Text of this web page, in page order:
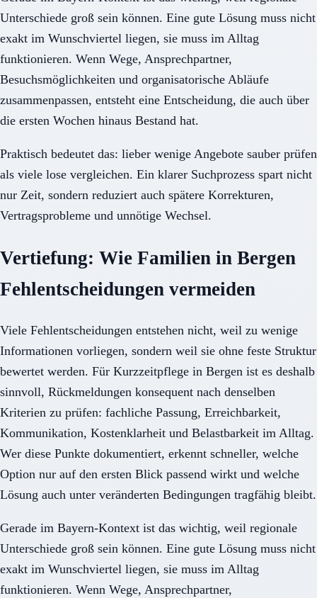
Unterschiede groß sein können. Eine gute Lösung muss nicht
exakt im Wunschviertel liegen, sie muss im Alltag
funktionieren. Wenn Wege, Ansprechpartner,
Besuchsmöglichkeiten und organisatorische Abläufe
zusammenpassen, entsteht eine Entscheidung, die auch über
die ersten Wochen hinaus Bestand hat.
Praktisch bedeutet das: lieber wenige Angebote sauber prüfen
als viele lose vergleichen. Ein klarer Suchprozess spart nicht
nur Zeit, sondern reduziert auch spätere Korrekturen,
Vertragsprobleme und unnötige Wechsel.
Vertiefung: Wie Familien in Bergen
Fehlentscheidungen vermeiden
Viele Fehlentscheidungen entstehen nicht, weil zu wenige
Informationen vorliegen, sondern weil sie ohne feste Struktur
bewertet werden. Für Kurzzeitpflege in Bergen ist es deshalb
sinnvoll, Rückmeldungen konsequent nach denselben
Kriterien zu prüfen: fachliche Passung, Erreichbarkeit,
Kommunikation, Kostenklarheit und Belastbarkeit im Alltag.
Wer diese Punkte dokumentiert, erkennt schneller, welche
Option nur auf den ersten Blick passend wirkt und welche
Lösung auch unter veränderten Bedingungen tragfähig bleibt.
Gerade im Bayern-Kontext ist das wichtig, weil regionale
Unterschiede groß sein können. Eine gute Lösung muss nicht
exakt im Wunschviertel liegen, sie muss im Alltag
funktionieren. Wenn Wege, Ansprechpartner,